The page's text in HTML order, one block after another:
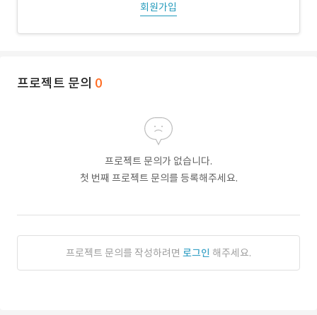
회원가입
프로젝트 문의 0
프로젝트 문의가 없습니다.
첫 번째 프로젝트 문의를 등록해주세요.
프로젝트 문의를 작성하려면 로그인 해주세요.